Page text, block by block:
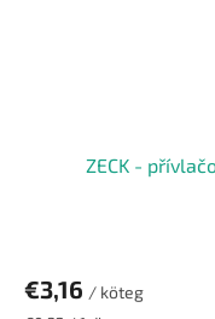
ZECK -
€3,16 / köteg